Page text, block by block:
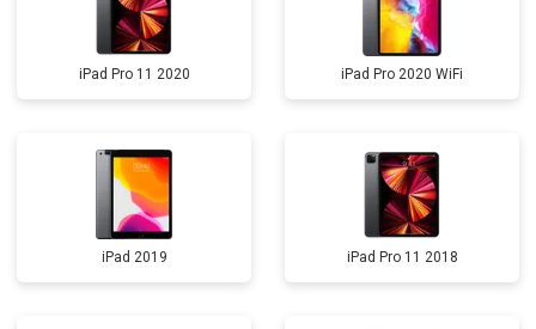
iPad Pro 11 2020 iPad Pro 2020 WiFi
iPad 2019 iPad Pro 11 2018